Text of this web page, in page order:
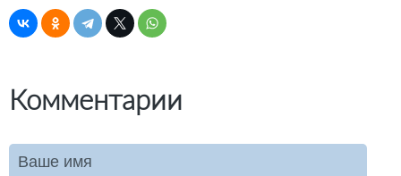
Комментарии
Ваше имя